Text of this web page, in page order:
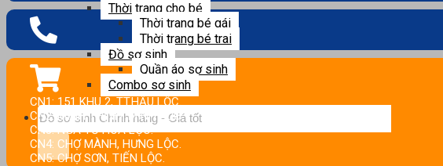
Thời trang cho bé
Thời trang bé gái
Thời trang bé trai
Đồ sơ sinh
Quần áo sơ sinh
Combo sơ sinh
Tìm
kiếm:
CN1: 151 KHU 2, TT.HẬU LỘC.
CN2: MINH THỊNH, MINH LỘC.
CN3: NGÃ TƯ HOA LỘC.
CN4: CHỢ MÀNH, HƯNG LỘC.
CN5: CHỢ SƠN, TIẾN LỘC.